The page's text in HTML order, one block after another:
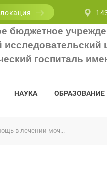
бюджетное
госпиталь
НАУКА ОБРАЗОВАНИЕ
в лечении моч...